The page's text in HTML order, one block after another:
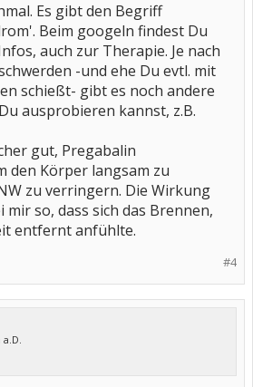
Es gibt den Begriff
Beim googeln findest Du
auch zur Therapie. Je nach
-und ehe Du evtl. mit
schießt- gibt es noch andere
ausprobieren kannst, z.B.
gut, Pregabalin
den Körper langsam zu
zu verringern. Die Wirkung
mir so, dass sich das Brennen,
entfernt anfühlte.
#4